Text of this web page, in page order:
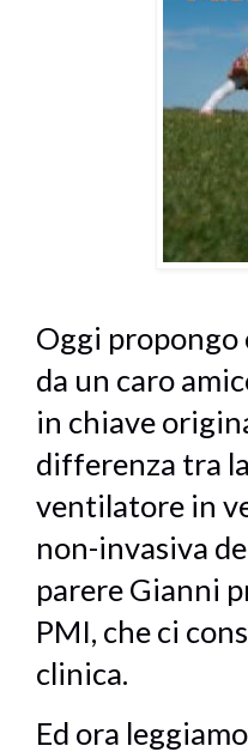
Oggi
da un caro
in chiave
differenza tra
ventilatore in
non-invasiva
parere Gianni
PMI, che ci
clinica.
Ed ora